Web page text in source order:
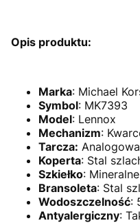
Opis produktu:
Marka: Michael
Symbol: MK7393
Model: Lennox
Mechanizm:
Tarcza: Analogowa
Koperta: Stal
Szkiełko: Mineralne
Bransoleta: Stal
Wodoszczelność:
Antyalergiczny: